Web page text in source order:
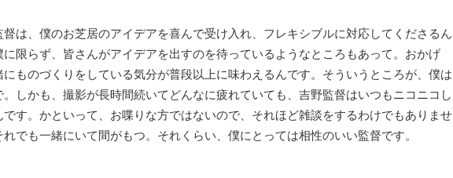
は、僕のお芝居のアイデアを喜んで受け入れ、フレキシブルに対応してくださるん
に限らず、皆さんがアイデアを出すのを待っているようなところもあって。おかげ
にものづくりをしている気分が普段以上に味わえるんです。そういうところが、僕は
。しかも、撮影が長時間続いてどんなに疲れていても、吉野監督はいつもニコニコし
です。かといって、お喋りな方ではないので、それほど雑談をするわけでもありませ
れでも一緒にいて間がもつ。それくらい、僕にとっては相性のいい監督です。